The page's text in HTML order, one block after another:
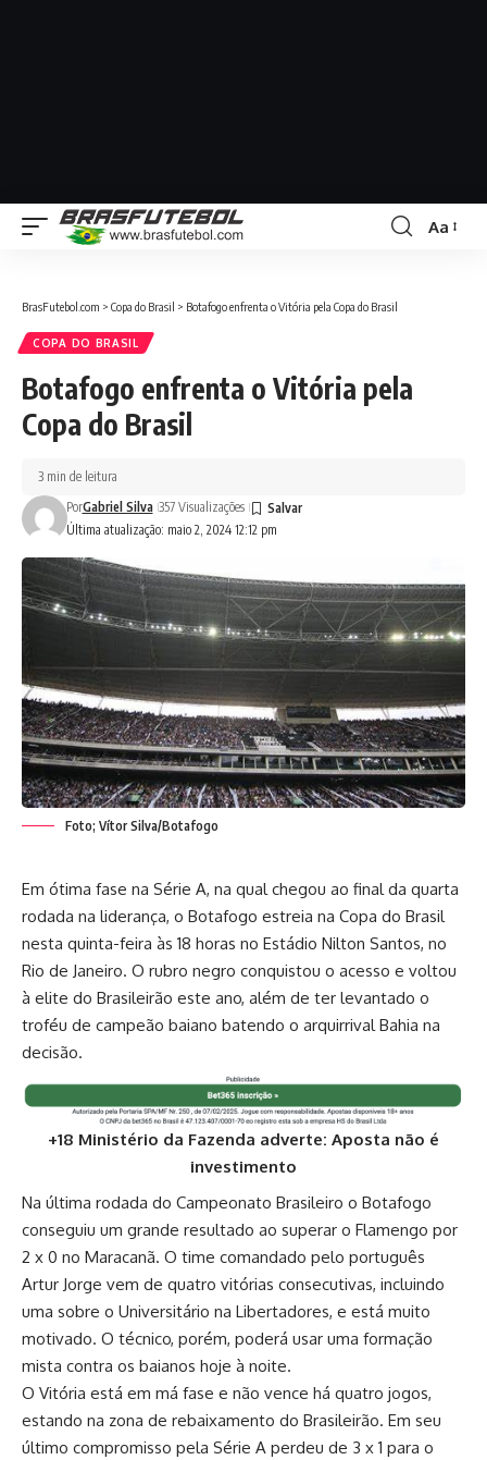
Aa
BrasFutebol.com > Copa do Brasil > Botafogo enfrenta o Vitória pela Copa do Brasil
COPA DO BRASIL
Botafogo enfrenta o Vitória pela
Copa do Brasil
Última atualização: maio 2, 2024 12:12 pm
PorGabriel Silva 357 Visualizações
3 min de leitura
Foto; Vítor Silva/Botafogo
Em ótima fase na Série A, na qual chegou ao final da quarta
rodada na liderança, o Botafogo estreia na Copa do Brasil
nesta quinta-feira às 18 horas no Estádio Nilton Santos, no
Rio de Janeiro. O rubro negro conquistou o acesso e voltou
à elite do Brasileirão este ano, além de ter levantado o
troféu de campeão baiano batendo o arquirrival Bahia na
decisão.
+18 Ministério da Fazenda adverte: Aposta não é
investimento
Na última rodada do Campeonato Brasileiro o Botafogo
conseguiu um grande resultado ao superar o Flamengo por
2 x 0 no Maracanã. O time comandado pelo português
Artur Jorge vem de quatro vitórias consecutivas, incluindo
uma sobre o Universitário na Libertadores, e está muito
motivado. O técnico, porém, poderá usar uma formação
mista contra os baianos hoje à noite.
O Vitória está em má fase e não vence há quatro jogos,
estando na zona de rebaixamento do Brasileirão. Em seu
último compromisso pela Série A perdeu de 3 x 1 para o